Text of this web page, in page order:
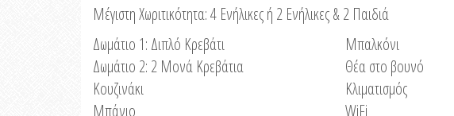
Μέγιστη Χωριτικότητα: 4 Ενήλικες ή 2 Ενήλικες & 2 Παιδιά
Δωμάτιο 1: Διπλό Κρεβάτι
Δωμάτιο 2: 2 Μονά Κρεβάτια
Κουζινάκι
Μπάνιο
Μπαλκόνι
Θέα στο βουνό
Κλιματισμός
WiFi